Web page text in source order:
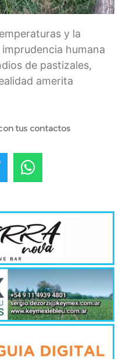
y la
humana
de pastizales,
amerita
tus contactos